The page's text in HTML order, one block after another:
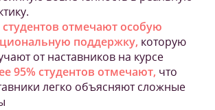
студентов отмечают особую
поддержку, которую
от наставников на курсе
95% студентов отмечают, что
легко объясняют сложные